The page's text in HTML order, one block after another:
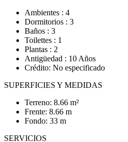
Ambientes : 4
Dormitorios : 3
Baños : 3
Toilettes : 1
Plantas : 2
Antigüedad : 10 Años
Crédito: No especificado
SUPERFICIES Y MEDIDAS
Terreno: 8.66 m²
Frente: 8.66 m
Fondo: 33 m
SERVICIOS